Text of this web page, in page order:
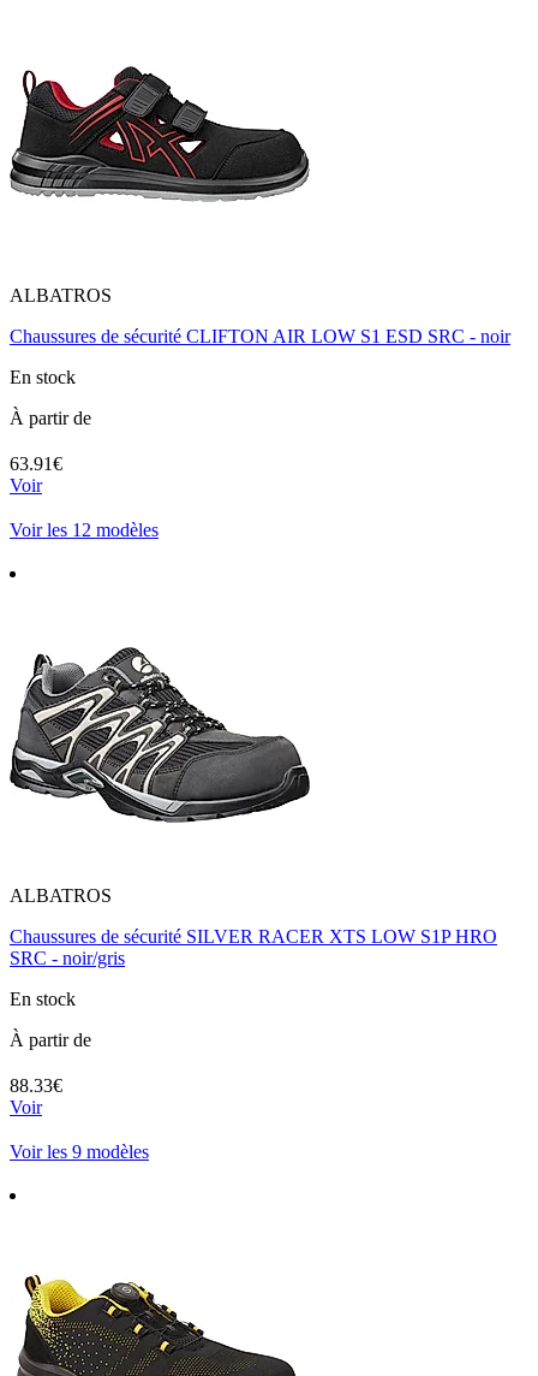
ALBATROS
Chaussures de sécurité CLIFTON AIR LOW S1 ESD SRC - noir
En stock
À partir de
63.91€
Voir
Voir les 12 modèles
ALBATROS
Chaussures de sécurité SILVER RACER XTS LOW S1P HRO
SRC - noir/gris
En stock
À partir de
88.33€
Voir
Voir les 9 modèles